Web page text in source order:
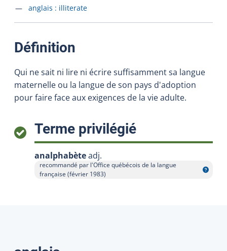
Accéder à la fiche en
anglais : illiterate
Définition
Qui ne sait ni lire ni écrire suffisamment sa langue
maternelle ou la langue de son pays d'adoption
pour faire face aux exigences de la vie adulte.
Terme privilégié:
analphabèteadj.
recommandé par l'Office québécois de la langue
française (février 1983)
Afficher l'infobulle